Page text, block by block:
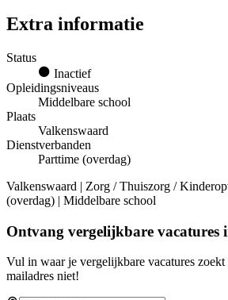
Extra informatie
Status
Inactief
Opleidingsniveaus
Middelbare school
Plaats
Valkenswaard
Dienstverbanden
Parttime (overdag)
Valkenswaard | Zorg / Thuiszorg /
(overdag) | Middelbare school
Ontvang vergelijkbare vacatures
Vul in waar je vergelijkbare vacatures zoekt
mailadres niet!